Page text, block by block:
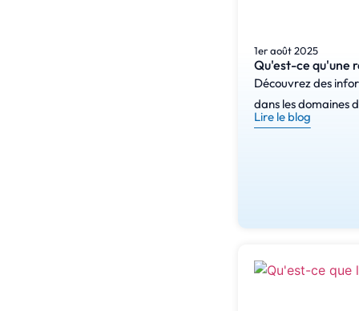
1er août 2025
Qu'est-ce qu'une
Découvrez des
dans les domaines
Lire le blog